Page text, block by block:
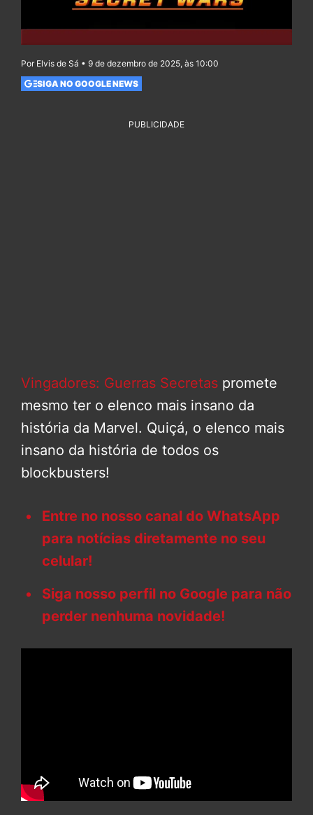
Por Elvis de Sá • 9 de dezembro de 2025, às 10:00
SIGA NO GOOGLE NEWS
PUBLICIDADE
Vingadores: Guerras Secretas promete
mesmo ter o elenco mais insano da
história da Marvel. Quiçá, o elenco mais
insano da história de todos os
blockbusters!
Entre no nosso canal do WhatsApp
para notícias diretamente no seu
celular!
Siga nosso perfil no Google para não
perder nenhuma novidade!